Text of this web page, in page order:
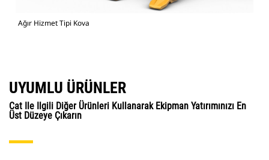
Ağır Hizmet Tipi Kova
UYUMLU ÜRÜNLER
Cat Ile Ilgili Diğer Ürünleri Kullanarak Ekipman Yatırımınızı En
Üst Düzeye Çıkarın